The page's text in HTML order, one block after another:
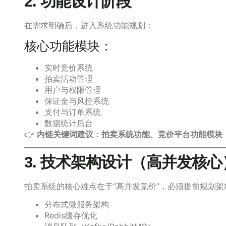
在需求明确后，进入系统功能规划：
核心功能模块：
实时竞价系统
拍卖活动管理
用户与权限管理
保证金与风控系统
支付与订单系统
数据统计后台
👉 内链关键词建议：拍卖系统功能、竞价平台功能模块
3. 技术架构设计（高并发核心
拍卖系统的核心难点在于“高并发竞价”，必须提前规划
分布式微服务架构
Redis缓存优化